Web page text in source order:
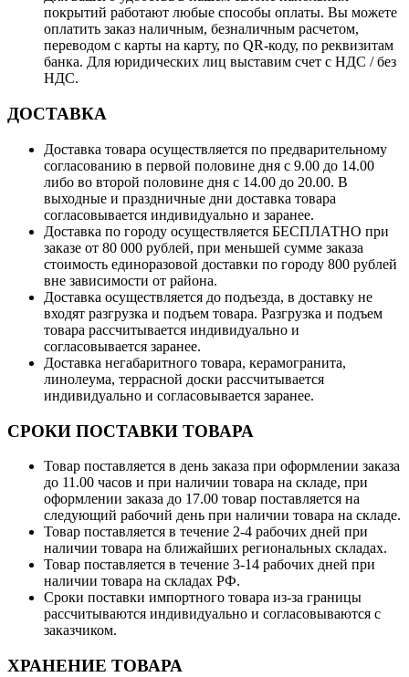
покрытий работают любые способы оплаты. Вы можете
оплатить заказ наличным, безналичным расчетом,
переводом с карты на карту, по QR-коду, по реквизитам
банка. Для юридических лиц выставим счет с НДС / без
НДС.
ДОСТАВКА
Доставка товара осуществляется по предварительному
согласованию в первой половине дня с 9.00 до 14.00
либо во второй половине дня с 14.00 до 20.00. В
выходные и праздничные дни доставка товара
согласовывается индивидуально и заранее.
Доставка по городу осуществляется БЕСПЛАТНО при
заказе от 80 000 рублей, при меньшей сумме заказа
стоимость единоразовой доставки по городу 800 рублей
вне зависимости от района.
Доставка осуществляется до подъезда, в доставку не
входят разгрузка и подъем товара. Разгрузка и подъем
товара рассчитывается индивидуально и
согласовывается заранее.
Доставка негабаритного товара, керамогранита,
линолеума, террасной доски рассчитывается
индивидуально и согласовывается заранее.
СРОКИ ПОСТАВКИ ТОВАРА
Товар поставляется в день заказа при оформлении заказа
до 11.00 часов и при наличии товара на складе, при
оформлении заказа до 17.00 товар поставляется на
следующий рабочий день при наличии товара на складе.
Товар поставляется в течение 2-4 рабочих дней при
наличии товара на ближайших региональных складах.
Товар поставляется в течение 3-14 рабочих дней при
наличии товара на складах РФ.
Сроки поставки импортного товара из-за границы
рассчитываются индивидуально и согласовываются с
заказчиком.
ХРАНЕНИЕ ТОВАРА